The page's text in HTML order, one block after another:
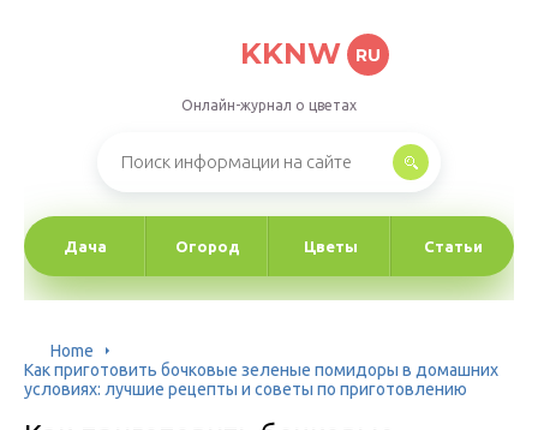
KKNW RU
Онлайн-журнал о цветах
Дача Огород Цветы Статьи
Home
Как приготовить бочковые зеленые помидоры в домашних
условиях: лучшие рецепты и советы по приготовлению